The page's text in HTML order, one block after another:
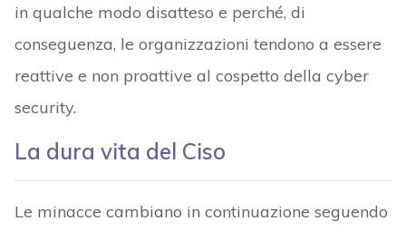
in qualche modo disatteso e perché, di
conseguenza, le organizzazioni tendono a essere
reattive e non proattive al cospetto della cyber
security.
La dura vita del Ciso
Le minacce cambiano in continuazione seguendo